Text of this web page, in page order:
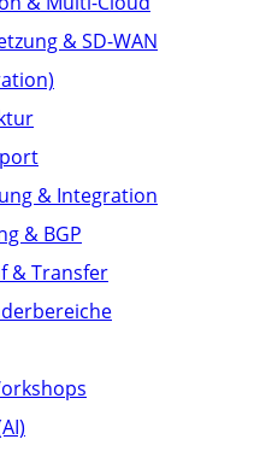
& SD-WAN
& Integration
& BGP
& Transfer